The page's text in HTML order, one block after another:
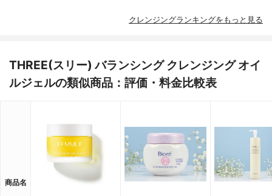
クレンジングランキングをもっと見る
THREE(スリー) バランシング クレンジング オイ
ルジェルの類似商品：評価・料金比較表
商品名